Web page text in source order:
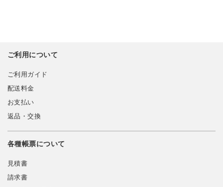
ご利用について
ご利用ガイド
配送料金
お支払い
返品・交換
各種帳票について
見積書
請求書